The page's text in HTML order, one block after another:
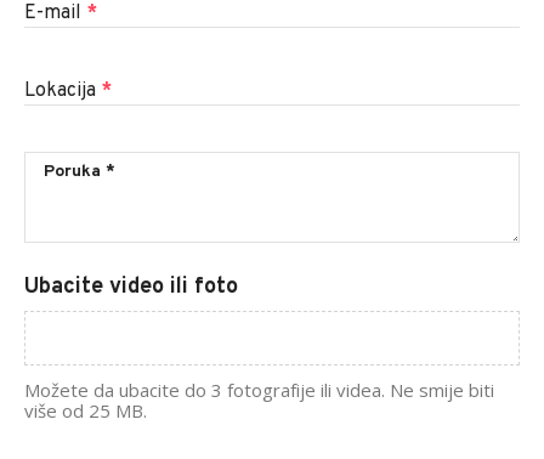
E-mail *
Lokacija *
Ubacite video ili foto
Možete da ubacite do 3 fotografije ili videa. Ne smije biti
više od 25 MB.